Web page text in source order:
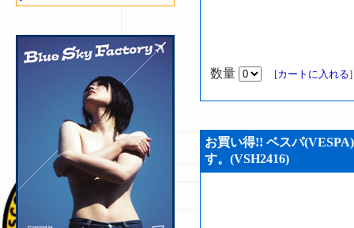
数量 [カートに入れる
お買い得!! ベスパ
す。(VSH2416)